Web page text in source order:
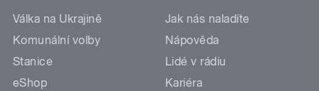
Válka na Ukrajině
Komunální volby
Stanice
eShop
Jak nás naladíte
Nápověda
Lidé v rádiu
Kariéra